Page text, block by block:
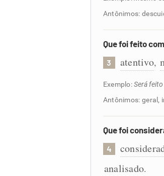
Antônimos:
Que foi feito
3 atentivo,
Exemplo:Será
Antônimos: geral,
Que foi
4
analisado.